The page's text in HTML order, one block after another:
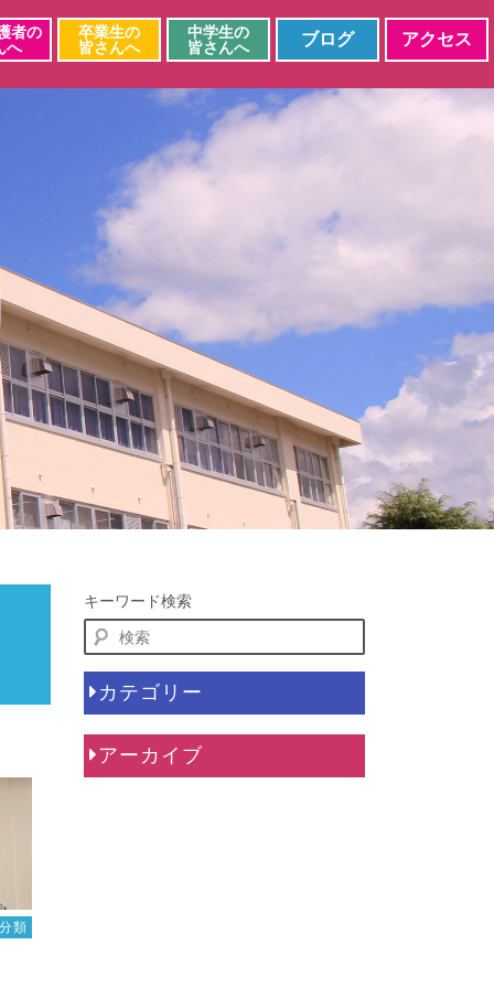
者の
へ
卒業生の
皆さんへ
中学生の
皆さんへ
ブログ アクセス
類
キーワード検索
カテゴリー
アーカイブ